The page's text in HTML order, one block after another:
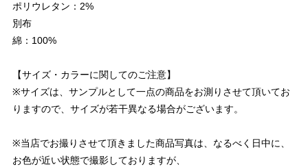
ポリウレタン：2%
別布
綿：100%
【サイズ・カラーに関してのご注意】
※サイズは、サンプルとして一点の商品をお測りさせて頂いてお
りますので、サイズが若干異なる場合がございます。
※当店でお撮りさせて頂きました商品写真は、なるべく日中に、
お色が近い状態で撮影しておりますが、